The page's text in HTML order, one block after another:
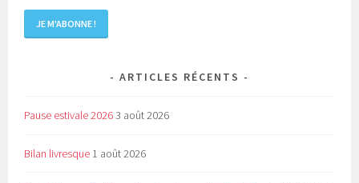
ARTICLES RÉCENTS
Pause estivale 20263 août 2026
Bilan livresque 1 août 2026